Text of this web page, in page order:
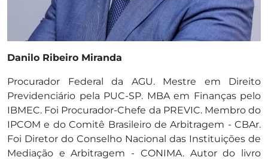
Danilo Ribeiro Miranda
Procurador Federal da AGU. Mestre em Direito
Previdenciário pela PUC-SP. MBA em Finanças pelo
IBMEC. Foi Procurador-Chefe da PREVIC. Membro do
IPCOM e do Comitê Brasileiro de Arbitragem - CBAr.
Foi Diretor do Conselho Nacional das Instituições de
Mediação e Arbitragem - CONIMA. Autor do livro